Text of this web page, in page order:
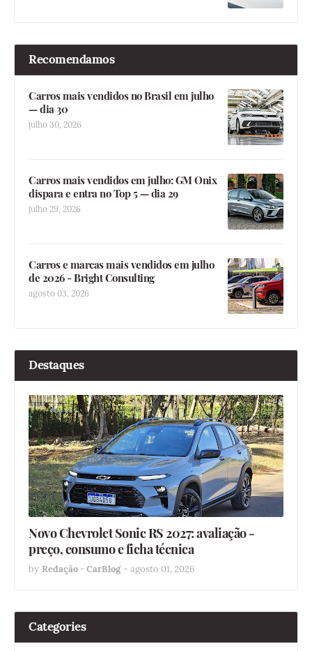
Recomendamos
Carros mais vendidos no Brasil em julho
— dia 30
julho 30, 2026
Carros mais vendidos em julho: GM Onix
dispara e entra no Top 5 — dia 29
julho 29, 2026
Carros e marcas mais vendidos em julho
de 2026 - Bright Consulting
agosto 03, 2026
Destaques
Novo Chevrolet Sonic RS 2027: avaliação -
preço, consumo e ficha técnica
by Redação - CarBlog - agosto 01, 2026
Categories